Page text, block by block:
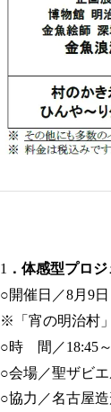
1 ．体感型プロ
○開催日／8月9
※「宵の明治村
○時 間／18:45
○会場／聖ザビ
○協力／名古屋